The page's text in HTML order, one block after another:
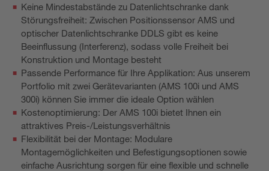
Keine Mindestabstände zu Datenlichtschranke dank
Störungsfreiheit: Zwischen Positionssensor AMS und
optischer Datenlichtschranke DDLS gibt es keine
Beeinflussung (Interferenz), sodass volle Freiheit bei
Konstruktion und Montage besteht
Passende Performance für Ihre Applikation: Aus unserem
Portfolio mit zwei Gerätevarianten (AMS 100i und AMS
300i) können Sie immer die ideale Option wählen
Kostenoptimierung: Der AMS 100i bietet Ihnen ein
attraktives Preis-/Leistungsverhältnis
Flexibilität bei der Montage: Modulare
Montagemöglichkeiten und Befestigungsoptionen sowie
einfache Ausrichtung sorgen für eine flexible und schnelle